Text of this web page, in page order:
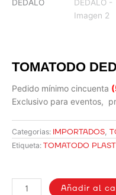
TOMATODO
Pedido mínimo cincuenta
Exclusivo para eventos,
Categorias: IMPORTADOS
Etiqueta: TOMATODO
DEDALO
Añadir al